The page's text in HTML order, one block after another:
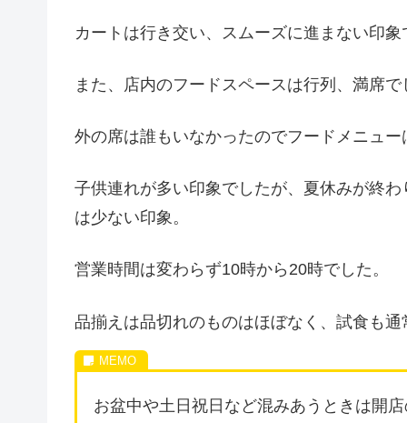
カートは行き交い、スムーズに進まない印象
また、店内のフードスペースは行列、満席で
外の席は誰もいなかったのでフードメニュ
子供連れが多い印象でしたが、夏休みが終
は少ない印象。
営業時間は変わらず10時から20時でした。
品揃えは品切れのものはほぼなく、試食も
お盆中や土日祝日など混みあうときは開